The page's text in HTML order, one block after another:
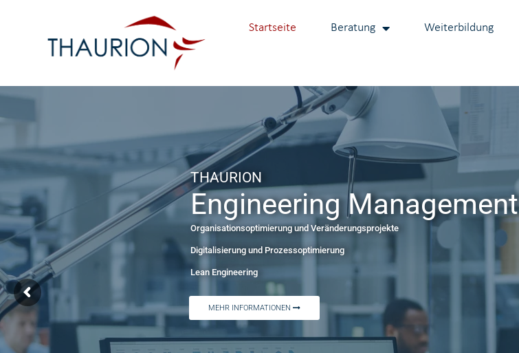
Startseite Beratung Weiterbildung
THAURION
Engineering Management
Organisationsoptimierung und Veränderungsprojekte
Digitalisierung und Prozessoptimierung
Lean Engineering
MEHR INFORMATIONEN